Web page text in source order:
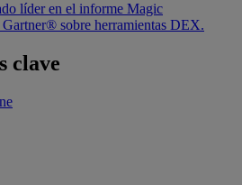
líder en el informe Magic
sobre herramientas DEX.
clave